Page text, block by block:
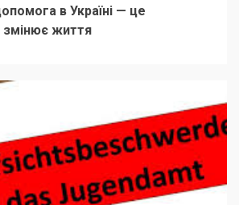
в Україні — це
змінює життя